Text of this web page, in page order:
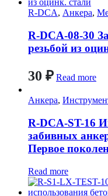
R-DCA, Анкера,
R-DCA-08-30
резьбой из
30 ₽ Read more
Анкера,
R-DCA-ST-16
забивных
Первое
Read more